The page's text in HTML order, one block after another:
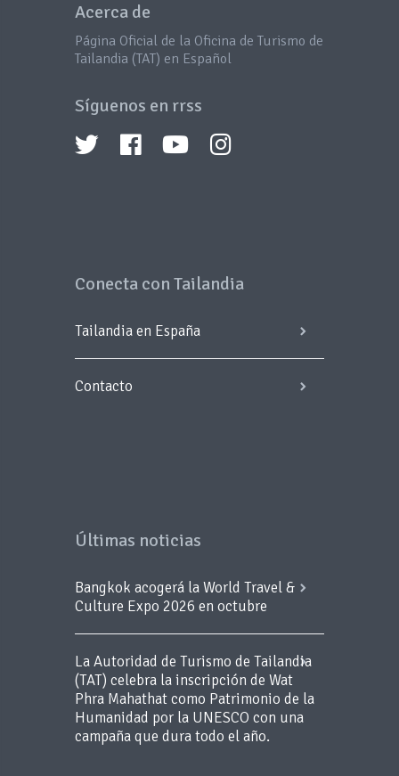
Acerca de
Página Oficial de la Oficina de Turismo de
Tailandia (TAT) en Español
Síguenos en rrss
Conecta con Tailandia
Tailandia en España
Contacto
Últimas noticias
Bangkok acogerá la World Travel &
Culture Expo 2026 en octubre
La Autoridad de Turismo de Tailandia
(TAT) celebra la inscripción de Wat
Phra Mahathat como Patrimonio de la
Humanidad por la UNESCO con una
campaña que dura todo el año.